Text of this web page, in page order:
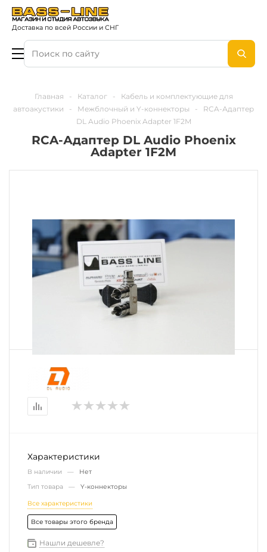
Доставка по всей России и СНГ
Главная - Каталог -
Кабель и комплектующие для
автоакустики
- Межблочный и Y-коннекторы -
RCA-Адаптер
DL Audio Phoenix Adapter 1F2M
RCA-Адаптер DL Audio Phoenix
Adapter 1F2M
Характеристики
В наличии — Нет
Тип товара — Y-коннекторы
Все характеристики
Все товары этого бренда
Нашли дешевле?